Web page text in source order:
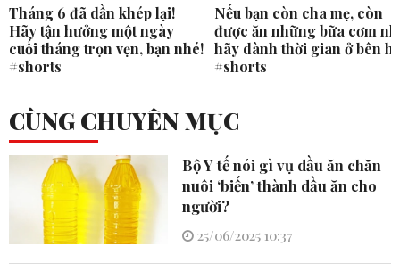
Tháng 6 đã dần khép lại!
Hãy tận hưởng một ngày
cuối tháng trọn vẹn, bạn nhé!
#shorts
Nếu bạn còn cha mẹ, còn
được ăn những bữa cơm
hãy dành thời gian ở bên
#shorts
CÙNG CHUYÊN MỤC
Bộ Y tế nói gì vụ dầu ăn chăn
nuôi ‘biến’ thành dầu ăn cho
người?
25/06/2025 10:37